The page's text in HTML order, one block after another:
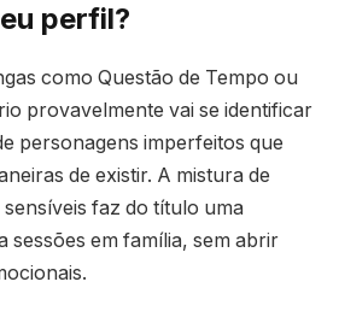
perfil?
como Questão de Tempo ou
provavelmente vai se identificar
personagens imperfeitos que
de existir. A mistura de
faz do título uma
sessões em família, sem abrir